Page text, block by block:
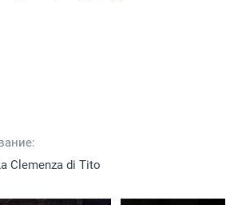
Clemenza di Tito